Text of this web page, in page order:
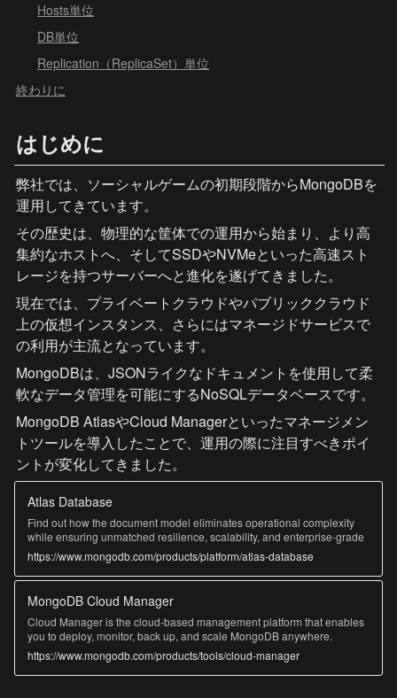
Hosts単位
DB単位
Replication（ReplicaSet）単位
終わりに
はじめに
弊社では、ソーシャルゲームの初期段階からMongoDBを
運用してきています。
その歴史は、物理的な筐体での運用から始まり、より高
集約なホストへ、そしてSSDやNVMeといった高速スト
レージを持つサーバーへと進化を遂げてきました。
現在では、プライベートクラウドやパブリッククラウド
上の仮想インスタンス、さらにはマネージドサービスで
の利用が主流となっています。
MongoDBは、JSONライクなドキュメントを使用して柔
軟なデータ管理を可能にするNoSQLデータベースです。
MongoDB AtlasやCloud Managerといったマネージメン
トツールを導入したことで、運用の際に注目すべきポイ
ントが変化してきました。
Atlas Database
Find out how the document model eliminates operational complexity
while ensuring unmatched resilience, scalability, and enterprise-grade
security through the Atlas cloud database.
https://www.mongodb.com/products/platform/atlas-database
MongoDB Cloud Manager
Cloud Manager is the cloud-based management platform that enables
you to deploy, monitor, back up, and scale MongoDB anywhere.
https://www.mongodb.com/products/tools/cloud-manager